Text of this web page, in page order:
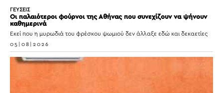
ΓΕΥΣΕΙΣ
Οι παλαιότεροι φούρνοι της Αθήνας που συνεχίζουν να ψήνουν
καθημερινά
Εκεί που η μυρωδιά του φρέσκου ψωμιού δεν άλλαξε εδώ και δεκαετίες
05|08|2026